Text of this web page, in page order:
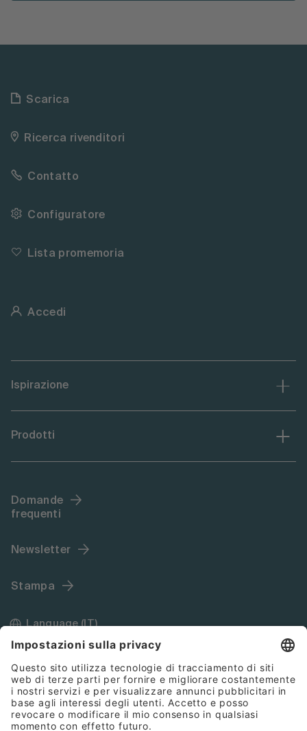
Scarica
Ricerca rivenditori
Contatto
Configuratore
Lista promemoria
Accedi
Ispirazione
Prodotti
Domande
frequenti
Newsletter
Stampa
Language (IT)